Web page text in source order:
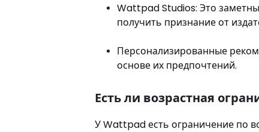
Wattpad Studios: Это
получить признание от
Персонализированные
основе их предпочтений.
Есть ли возрастная
У Wattpad есть ограничение по